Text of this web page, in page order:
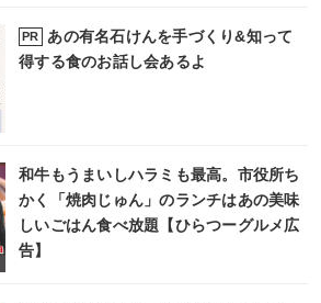
PR
あの有名石けんを手づくり&知って
得する食のお話し会あるよ
和牛もうまいしハラミも最高。市役所ち
かく「焼肉じゅん」のランチはあの美味
しいごはん食べ放題【ひらつーグルメ広
告】